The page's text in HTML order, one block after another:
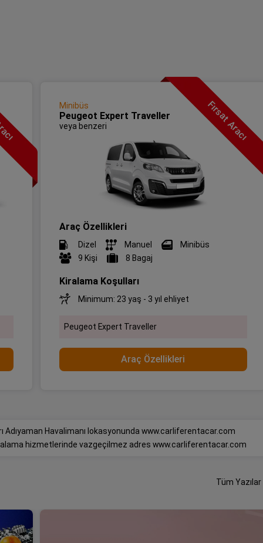
Fırsat Aracı
Minibüs
Peugeot Expert Traveller
veya benzeri
Araç Özellikleri
Dizel Manuel
Minibüs
9 Kişi
8 Bagaj
Kiralama Koşulları
Minimum: 23 yaş - 3 yıl ehliyet
Peugeot Expert Traveller
Araç Özellikleri
Adıyaman Havalimanı lokasyonunda www.carliferentacar.com
hizmetlerinde vazgeçilmez adres www.carliferentacar.com
Tüm Yazılar